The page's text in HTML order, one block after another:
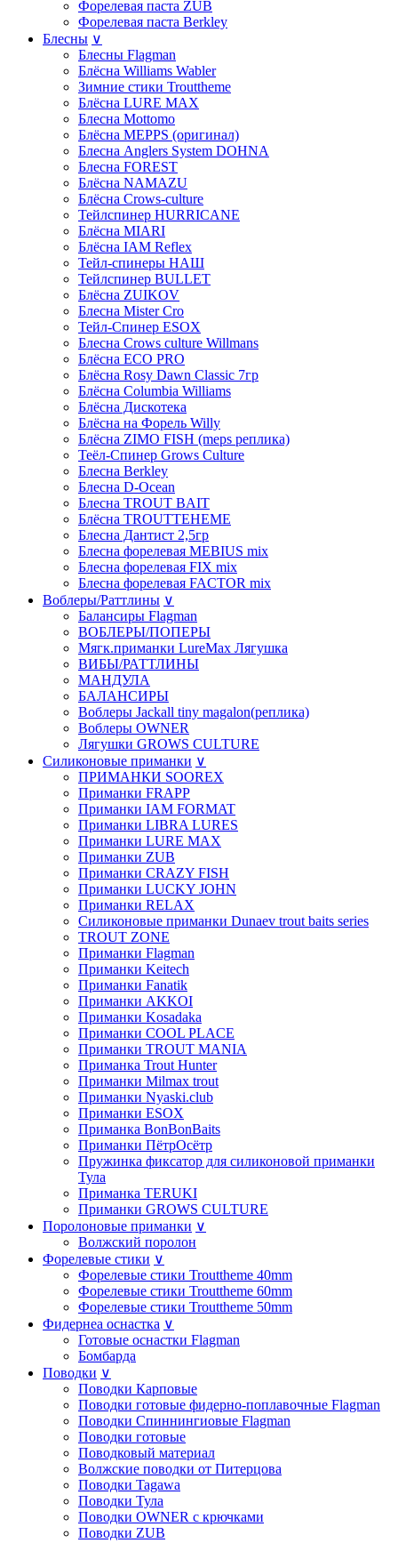
Форелевая паста ZUB
Форелевая паста Berkley
Блесны ∨
Блесны Flagman
Блёсна Williams Wabler
Зимние стики Trouttheme
Блёсна LURE MAX
Блесна Mottomo
Блёсна MEPPS (оригинал)
Блесна Anglers System DOHNA
Блесна FOREST
Блёсна NAMAZU
Блёсна Crows-culture
Тейлспинер HURRICANE
Блёсна MIARI
Блёсна IAM Reflex
Тейл-спинеры НАШ
Тейлспинер BULLET
Блёсна ZUIKOV
Блесна Mister Cro
Тейл-Спинер ESOX
Блесна Crows culture Willmans
Блёсна ECO PRO
Блёсна Rosy Dawn Classic 7гр
Блёсна Columbia Williams
Блёсна Дискотека
Блёсна на Форель Willy
Блёсна ZIMO FISH (meps реплика)
Теёл-Спинер Grows Culture
Блесна Berkley
Блесна D-Ocean
Блесна TROUT BAIT
Блёсна TROUTTEHEME
Блесна Дантист 2,5гр
Блесна форелевая MEBIUS mix
Блесна форелевая FIX mix
Блесна форелевая FACTOR mix
Воблеры/Раттлины ∨
Балансиры Flagman
ВОБЛЕРЫ/ПОПЕРЫ
Мягк.приманки LureMax Лягушка
ВИБЫ/РАТТЛИНЫ
МАНДУЛА
БАЛАНСИРЫ
Воблеры Jackall tiny magalon(реплика)
Воблеры OWNER
Лягушки GROWS CULTURE
Силиконовые приманки ∨
ПРИМАНКИ SOOREX
Приманки FRAPP
Приманки IAM FORMAT
Приманки LIBRA LURES
Приманки LURE MAX
Приманки ZUB
Приманки CRAZY FISH
Приманки LUCKY JOHN
Приманки RELAX
Силиконовые приманки Dunaev trout baits series
TROUT ZONE
Приманки Flagman
Приманки Keitech
Приманки Fanatik
Приманки AKKOI
Приманки Kosadaka
Приманки COOL PLACE
Приманки TROUT MANIA
Приманка Trout Hunter
Приманки Milmax trout
Приманки Nyaski.club
Приманки ESOX
Приманка BonBonBaits
Приманки ПётрОсётр
Пружинка фиксатор для силиконовой приманки
Тула
Приманка TERUKI
Приманки GROWS CULTURE
Поролоновые приманки ∨
Волжский поролон
Форелевые стики ∨
Форелевые стики Trouttheme 40mm
Форелевые стики Trouttheme 60mm
Форелевые стики Trouttheme 50mm
Фидернеа оснастка ∨
Готовые оснастки Flagman
Бомбарда
Поводки ∨
Поводки Карповые
Поводки готовые фидерно-поплавочные Flagman
Поводки Спиннингиовые Flagman
Поводки готовые
Поводковый материал
Волжские поводки от Питерцова
Поводки Tagawa
Поводки Тула
Поводки OWNER с крючками
Поводки ZUB